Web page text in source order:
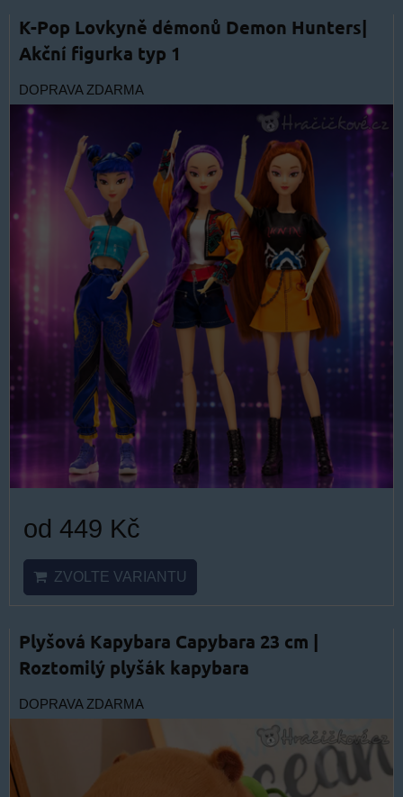
K-Pop Lovkyně démonů Demon Hunters|
Akční figurka typ 1
DOPRAVA ZDARMA
od 449 Kč
ZVOLTE VARIANTU
Plyšová Kapybara Capybara 23 cm |
Roztomilý plyšák kapybara
DOPRAVA ZDARMA